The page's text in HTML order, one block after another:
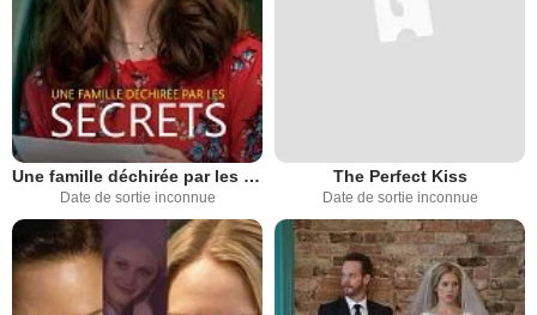
Une famille déchirée par les secrets
Date de sortie inconnue
The Perfect Kiss
Date de sortie inconnue